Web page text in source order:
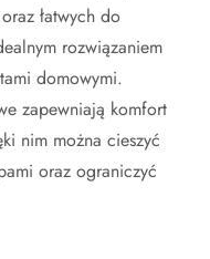
łatwych do
rozwiązaniem
domowymi.
zapewniają komfort
nim można cieszyć
oraz ograniczyć